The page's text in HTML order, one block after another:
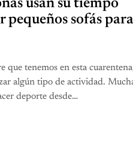
usan su tiempo
pequeños sofás para
que tenemos en esta
algún tipo de actividad.
deporte desde…